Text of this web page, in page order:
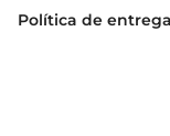
Política de entrega